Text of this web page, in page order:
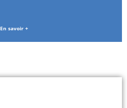
En savoir +